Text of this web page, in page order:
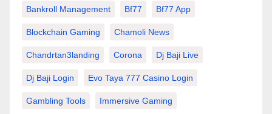
Bankroll Management Bf77 Bf77 App
Blockchain Gaming Chamoli News
Chandrtan3landing Corona Dj Baji Live
Dj Baji Login Evo Taya 777 Casino Login
Gambling Tools Immersive Gaming